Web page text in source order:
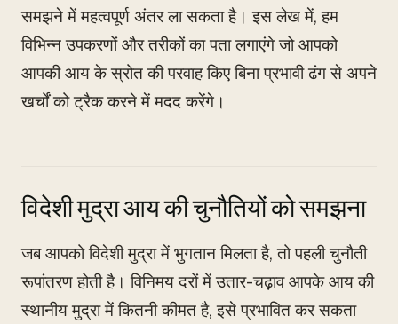
समझने में महत्वपूर्ण अंतर ला सकता है। इस लेख में, हम
विभिन्न उपकरणों और तरीकों का पता लगाएंगे जो आपको
आपकी आय के स्रोत की परवाह किए बिना प्रभावी ढंग से अपने
खर्चों को ट्रैक करने में मदद करेंगे।
विदेशी मुद्रा आय की चुनौतियों को समझना
जब आपको विदेशी मुद्रा में भुगतान मिलता है, तो पहली चुनौती
रूपांतरण होती है। विनिमय दरों में उतार-चढ़ाव आपके आय की
स्थानीय मुद्रा में कितनी कीमत है, इसे प्रभावित कर सकता